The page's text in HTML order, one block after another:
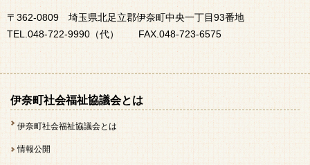
〒362-0809 埼玉県北足立郡伊奈町中央一丁目93番地
TEL.048-722-9990（代） FAX.048-723-6575
伊奈町社会福祉協議会とは
伊奈町社会福祉協議会とは
情報公開